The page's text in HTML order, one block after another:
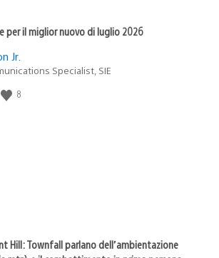
per il miglior nuovo di luglio 2026
Jr.
Specialist, SIE
8
Hill: Townfall parlano dell’ambientazione